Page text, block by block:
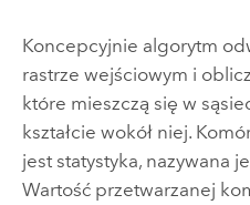
Koncepcyjnie algorytm
rastrze wejściowym i
które mieszczą się w
kształcie wokół niej.
jest statystyka, nazywana
Wartość przetwarzanej